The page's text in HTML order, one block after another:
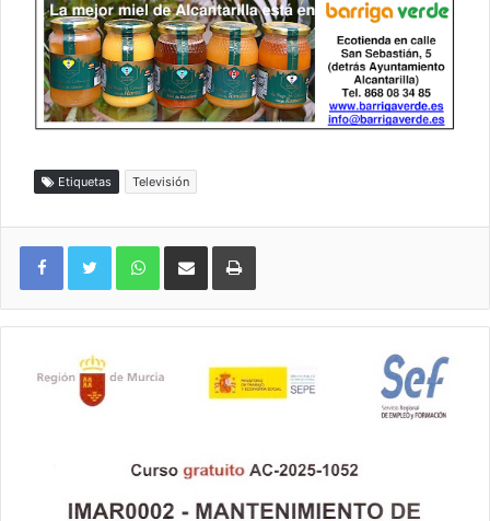
Etiquetas Televisión
WhatsAppCompartir por correo electrónicoImprimir